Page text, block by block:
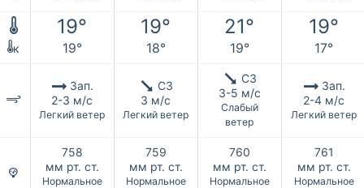
19° 19° 21° 19°
к 19° 18° 19° 17°
Зап.
2-3 м/с
Легкий ветер
СЗ
3 м/с
Легкий ветер
СЗ
3-5 м/с
Слабый
ветер
Зап.
2-4 м/с
Легкий ветер
758
мм рт. ст.
Нормальное
759
мм рт. ст.
Нормальное
760
мм рт. ст.
Нормальное
761
мм рт. ст.
Нормальное